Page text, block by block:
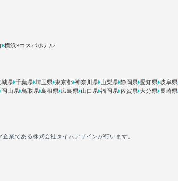
横浜×コスパホテル
城県 千葉県 埼玉県 東京都 神奈川県 山梨県 静岡県 愛知県 岐阜県
岡山県 鳥取県 島根県 広島県 山口県 福岡県 佐賀県 大分県 長崎県
業である株式会社タイムデザインが行います。